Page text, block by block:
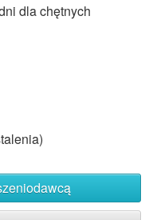
dla chętnych